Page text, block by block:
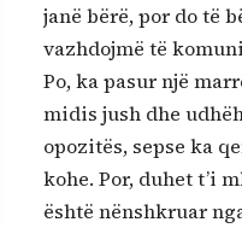
janë bërë, por do të
vazhdojmë të
Po, ka pasur një
midis jush dhe
opozitës, sepse ka
kohe. Por, duhet t’i
është nënshkruar